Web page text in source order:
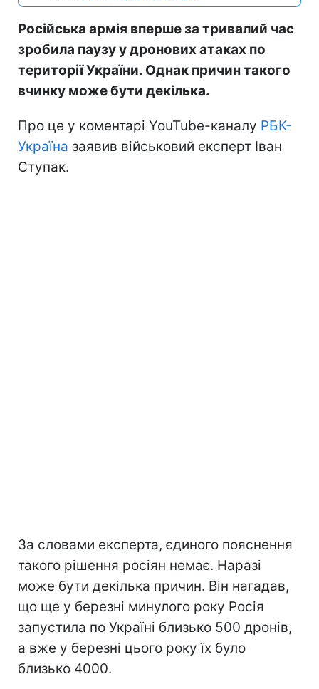
Російська армія вперше за тривалий час
зробила паузу у дронових атаках по
території України. Однак причин такого
вчинку може бути декілька.
Про це у коментарі YouTube-каналу РБК-
Україна заявив військовий експерт Іван
Ступак.
За словами експерта, єдиного пояснення
такого рішення росіян немає. Наразі
може бути декілька причин. Він нагадав,
що ще у березні минулого року Росія
запустила по Україні близько 500 дронів,
а вже у березні цього року їх було
близько 4000.